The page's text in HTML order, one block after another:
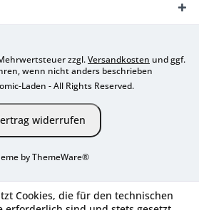
zzgl.Versandkosten und ggf.
wenn nicht anders beschrieben
Laden - All Rights Reserved.
widerrufen
byThemeWare®
Cookies, die für den technischen